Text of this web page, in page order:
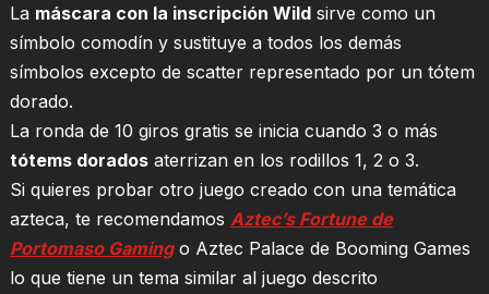
La máscara con la inscripción Wildsirve como un
símbolo comodín y sustituye a todos los demás
símbolos excepto de scatter representado por un tótem
dorado.
La ronda de 10 giros gratis se inicia cuando 3 o más
tótems doradosaterrizan en los rodillos 1, 2 o 3.
Si quieres probar otro juego creado con una temática
azteca, te recomendamos Aztec’s Fortune de
Portomaso Gamingo Aztec Palace de Booming Games
lo que tiene un tema similar al juego descrito